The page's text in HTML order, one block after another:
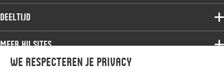
We respecteren je privacy
Onderzoek
Werken bij de HU
Associate degree
Bachelor
Master
Studiekeuze voltijd
Deeltijd
Associate degree
Bachelor
Meer HU sites
HU International